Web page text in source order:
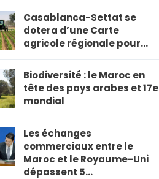
Casablanca-Settat se
dotera d’une Carte
agricole régionale pour…
Biodiversité : le Maroc en
tête des pays arabes et 17e
mondial
Les échanges
commerciaux entre le
Maroc et le Royaume-Uni
dépassent 5…